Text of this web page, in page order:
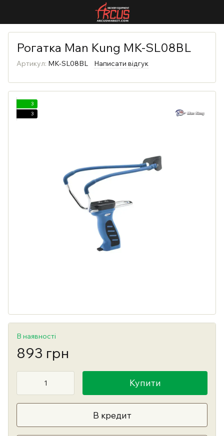
Рогатка Man Kung MK-SL08BL
Артикул: MK-SL08BL Написати відгук
3
3
В наявності
893 грн
Купити
В кредит